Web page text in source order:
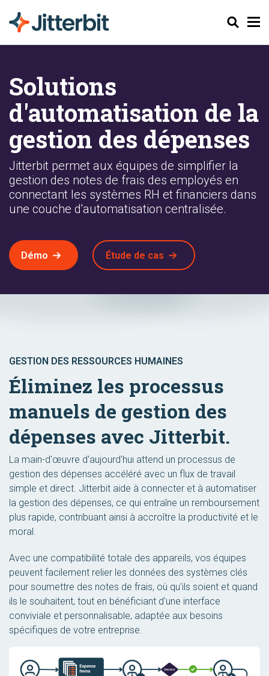
Chercher
Solutions
d'automatisation de la
gestion des dépenses
Jitterbit permet aux équipes de simplifier la
gestion des notes de frais des employés en
connectant les systèmes RH et financiers dans
une couche d'automatisation centralisée.
Démo Étude de cas
GESTION DES RESSOURCES HUMAINES
Éliminez les processus
manuels de gestion des
dépenses avec Jitterbit.
La main-d'œuvre d'aujourd'hui attend un processus de
gestion des dépenses accéléré avec un flux de travail
simple et direct. Jitterbit aide à connecter et à automatiser
la gestion des dépenses, ce qui entraîne un remboursement
plus rapide, contribuant ainsi à accroître la productivité et le
moral.
Avec une compatibilité totale des appareils, vos équipes
peuvent facilement relier les données des systèmes clés
pour soumettre des notes de frais, où qu'ils soient et quand
ils le souhaitent, tout en bénéficiant d'une interface
conviviale et personnalisable, adaptée aux besoins
spécifiques de votre entreprise.